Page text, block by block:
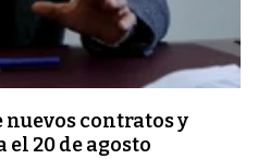
contratos y
20 de agosto